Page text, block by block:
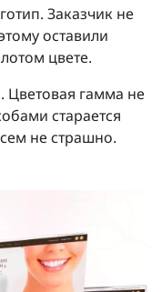
Заказчик не
оставили
цвете.
Цветовая гамма не
старается
не страшно.